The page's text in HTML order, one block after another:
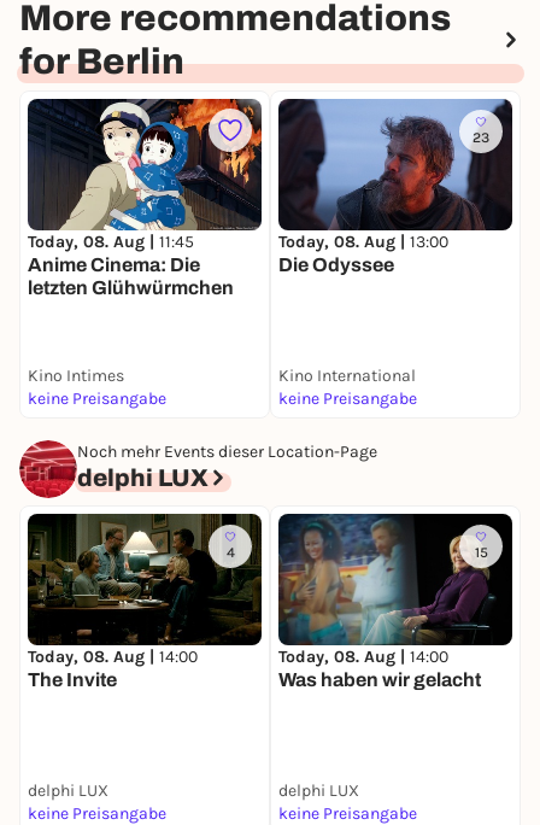
More recommendations
for Berlin
Today, 08. Aug | 11:45
Anime Cinema: Die
letzten Glühwürmchen
Kino Intimes
keine Preisangabe
23
Today, 08. Aug | 13:00
Die Odyssee
Kino International
keine Preisangabe
Noch mehr Events dieser Location-Page
delphi LUX
4
Today, 08. Aug | 14:00
The Invite
delphi LUX
keine Preisangabe
15
Today, 08. Aug | 14:00
Was haben wir gelacht
delphi LUX
keine Preisangabe